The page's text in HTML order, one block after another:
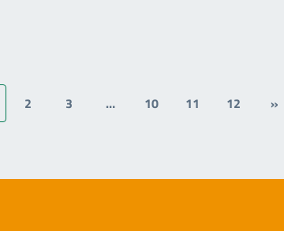
2 3 … 10 11 12 »